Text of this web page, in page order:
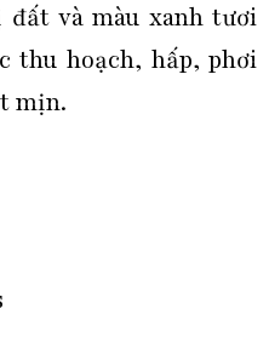
và màu xanh tươi
thu hoạch, hấp, phơi
mịn.